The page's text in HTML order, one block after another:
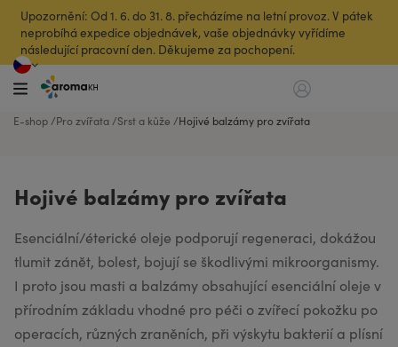
Upozornění: Od 1. 6. do 31. 8. přecházíme na letní provoz. V pátek
neprobíhá expedice objednávek, vaše objednávky vyřídíme
následující pracovní den. Děkujeme za pochopení.
E-shop Pro zvířata Srst a kůže Hojivé balzámy pro zvířata
Hojivé balzámy pro zvířata
Esenciální/éterické oleje podporují regeneraci, dokážou
tlumit zánět, bolest, bojují se škodlivými mikroorganismy.
I proto jsou masti a balzámy obsahující esenciální oleje v
přírodním základu vhodné pro péči o zvířecí pokožku po
operacích, různých zraněních, při výskytu bakterií a plísní